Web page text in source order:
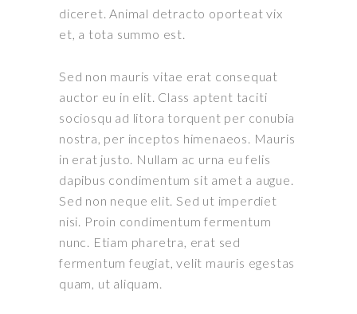
diceret. Animal detracto oporteat vix
et, a tota summo est.
Sed non mauris vitae erat consequat
auctor eu in elit. Class aptent taciti
sociosqu ad litora torquent per conubia
nostra, per inceptos himenaeos. Mauris
in erat justo. Nullam ac urna eu felis
dapibus condimentum sit amet a augue.
Sed non neque elit. Sed ut imperdiet
nisi. Proin condimentum fermentum
nunc. Etiam pharetra, erat sed
fermentum feugiat, velit mauris egestas
quam, ut aliquam.